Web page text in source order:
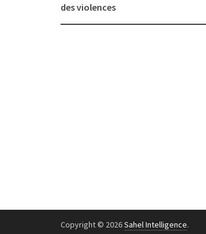
navigation
des violences
Copyright © 2026Sahel Intelligence.